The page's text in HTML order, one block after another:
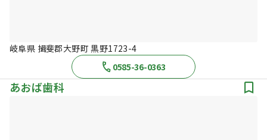
岐阜県 揖斐郡大野町 黒野1723-4
0585-36-0363
あおば歯科